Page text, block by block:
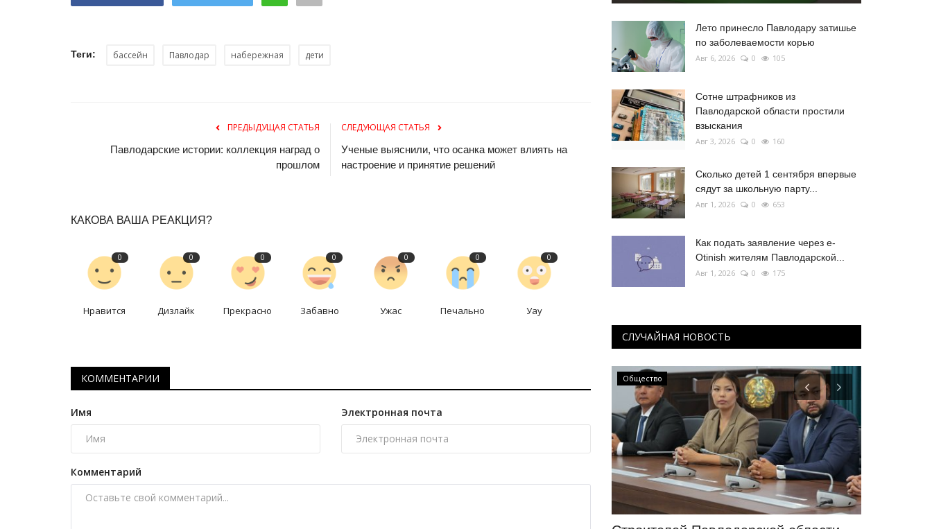
Теги: бассейн Павлодар набережная дети
ПРЕДЫДУЩАЯ СТАТЬЯ
Павлодарские истории: коллекция наград о
прошлом
СЛЕДУЮЩАЯ СТАТЬЯ
Ученые выяснили, что осанка может влиять на
настроение и принятие решений
КАКОВА ВАША РЕАКЦИЯ?
0
Нравится
0
Дизлайк
0
Прекрасно
0
Забавно
0
Ужас
0
Печально
0
Уау
КОММЕНТАРИИ
Имя Электронная почта
Комментарий
Лето принесло Павлодару затишье
по заболеваемости корью
Авг 6, 2026 0 105
Сотне штрафников из
Павлодарской области простили
взыскания
Авг 3, 2026 0 160
Сколько детей 1 сентября впервые
сядут за школьную парту...
Авг 1, 2026 0 653
Как подать заявление через e-
Otinish жителям Павлодарской...
Авг 1, 2026 0 175
СЛУЧАЙНАЯ НОВОСТЬ
Футбол Общество